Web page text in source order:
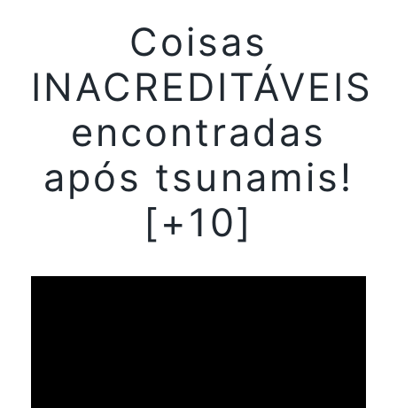
Coisas
INACREDITÁVEIS
encontradas
após tsunamis!
[+10]